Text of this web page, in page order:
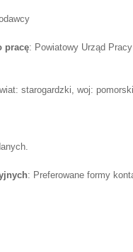
pracę: Powiatowy Urząd
starogardzki, woj:
: Preferowane formy